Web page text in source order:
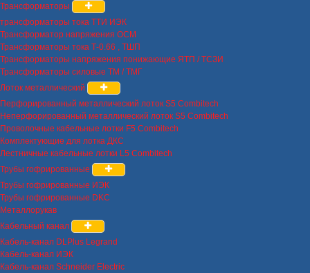
Трансформаторы
трансформаторы тока ТТИ ИЭК
Трансформатор напряжения ОСМ
Трансформаторы тока Т-0.66 , ТШП
Трансформаторы напряжения понижающие ЯТП / ТСЗИ
Трансформаторы силовые ТМ / ТМГ
Лоток металлический
Перфорированный металлический лоток S5 Combitech
Неперфорированный металлический лоток S5 Combitech
Проволочные кабельные лотки F5 Combitech
Комплектующие для лотка ДКС
Лестничные кабельные лотки L5 Combitech
Трубы гофрированные
Трубы гофрированные ИЭК
Трубы гофрированные DKC
Металлорукав
Кабельный канал
Кабель-канал DLPlus Legrand
Кабель-канал ИЭК
Кабель-канал Schneider Electric